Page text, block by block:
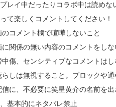
レイ中だったりコラボ中は読めな
て楽しくコメントしてください！
コメント欄で喧嘩しないこと
関係の無い内容のコメントをしな
傷、センシティブなコメントはし
しは無視すること。ブロックや
に、不必要に笑星黄介の名前を出
基本的にネタバレ禁止